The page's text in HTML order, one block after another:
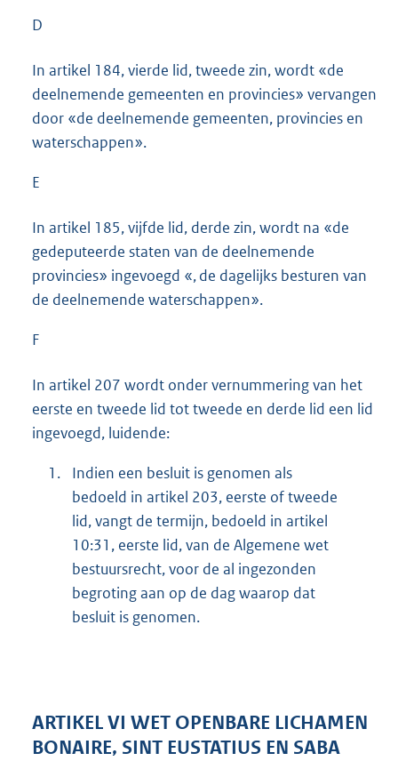
D
In artikel 184, vierde lid, tweede zin, wordt «de
deelnemende gemeenten en provincies» vervangen
door «de deelnemende gemeenten, provincies en
waterschappen».
E
In artikel 185, vijfde lid, derde zin, wordt na «de
gedeputeerde staten van de deelnemende
provincies» ingevoegd «, de dagelijks besturen van
de deelnemende waterschappen».
F
In artikel 207 wordt onder vernummering van het
eerste en tweede lid tot tweede en derde lid een lid
ingevoegd, luidende:
1.
Indien een besluit is genomen als
bedoeld in artikel 203, eerste of tweede
lid, vangt de termijn, bedoeld in artikel
10:31, eerste lid, van de Algemene wet
bestuursrecht, voor de al ingezonden
begroting aan op de dag waarop dat
besluit is genomen.
ARTIKEL VI WET OPENBARE LICHAMEN
BONAIRE, SINT EUSTATIUS EN SABA